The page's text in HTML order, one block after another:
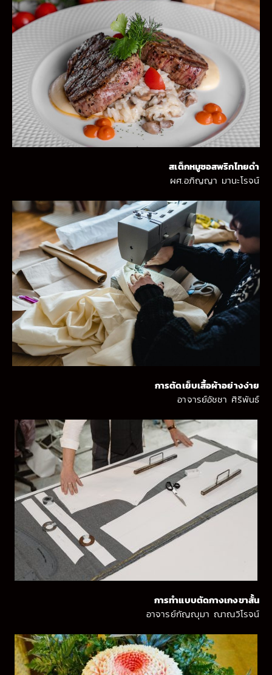
สเต็กหมูซอสพริกไทยดำ
ผศ.อภิญญา มานะโรจน์
การตัดเย็บเสื้อผ้าอย่างง่าย
อาจารย์อัชชา ศิริพันธ์
การทำแบบตัดกางเกงขาสั้น
อาจารย์กัญญุมา ณาณวิโรจน์